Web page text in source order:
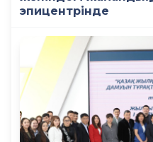
эпицентрінде